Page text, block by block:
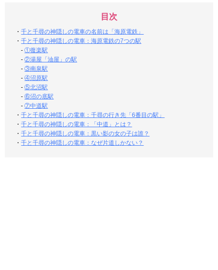
目次
・千と千尋の神隠しの電車の名前は「海原電鉄」
・千と千尋の神隠しの電車：海原電鉄の7つの駅
-①復楽駅
-②湯屋「油屋」の駅
-③南泉駅
-④沼原駅
-⑤北沼駅
-⑥沼の底駅
-⑦中道駅
・千と千尋の神隠しの電車：千尋の行き先「6番目の駅」
・千と千尋の神隠しの電車：「中道」とは？
・千と千尋の神隠しの電車：黒い影の女の子は誰？
・千と千尋の神隠しの電車：なぜ片道しかない？